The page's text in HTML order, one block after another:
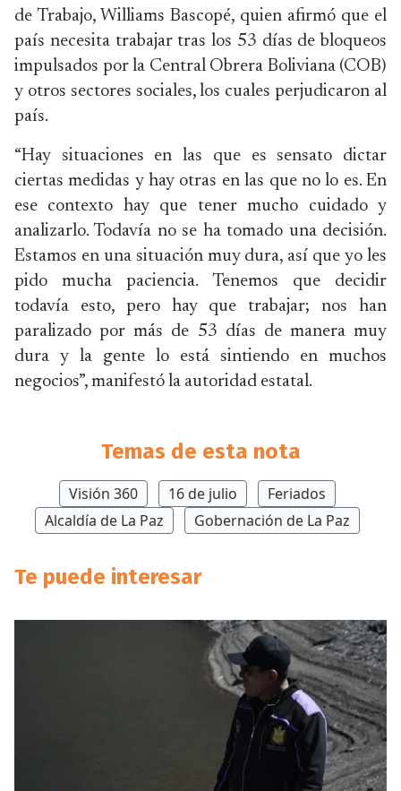
de Trabajo, Williams Bascopé, quien afirmó que el
país necesita trabajar tras los 53 días de bloqueos
impulsados por la Central Obrera Boliviana (COB)
y otros sectores sociales, los cuales perjudicaron al
país.
“Hay situaciones en las que es sensato dictar
ciertas medidas y hay otras en las que no lo es. En
ese contexto hay que tener mucho cuidado y
analizarlo. Todavía no se ha tomado una decisión.
Estamos en una situación muy dura, así que yo les
pido mucha paciencia. Tenemos que decidir
todavía esto, pero hay que trabajar; nos han
paralizado por más de 53 días de manera muy
dura y la gente lo está sintiendo en muchos
negocios”, manifestó la autoridad estatal.
Temas de esta nota
Visión 360 16 de julio
Feriados
Alcaldía de La Paz
Gobernación de La Paz
Te puede interesar